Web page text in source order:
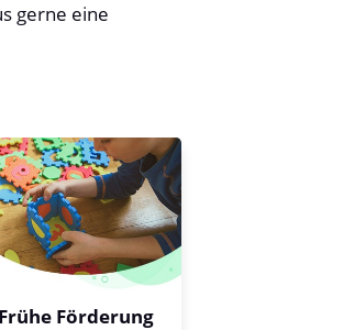
gerne eine
Frühe Förderung